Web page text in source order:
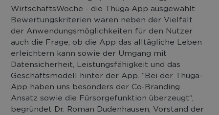
WirtschaftsWoche - die Thüga-App ausgewählt.
Bewertungskriterien waren neben der Vielfalt
der Anwendungsmöglichkeiten für den Nutzer
auch die Frage, ob die App das alltägliche Leben
erleichtern kann sowie der Umgang mit
Datensicherheit, Leistungsfähigkeit und das
Geschäftsmodell hinter der App. “Bei der Thüga-
App haben uns besonders der Co-Branding
Ansatz sowie die Fürsorgefunktion überzeugt“,
begründet Dr. Roman Dudenhausen, Vorstand der